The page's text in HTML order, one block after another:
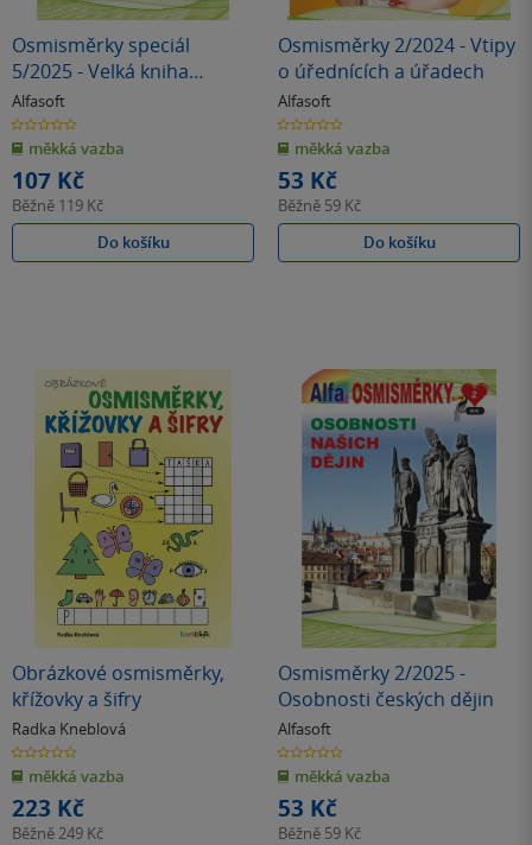
Osmisměrky speciál
5/2025 - Velká kniha
přísloví
Alfasoft
0.0
z
5
hvězdiček
měkká vazba
107 Kč
Běžně 119 Kč
Do košíku
Osmisměrky 2/2024 - Vtipy
o úřednících a úřadech
Alfasoft
0.0
z
5
hvězdiček
měkká vazba
53 Kč
Běžně 59 Kč
Do košíku
Obrázkové osmisměrky,
křížovky a šifry
Radka Kneblová
0.0
z
5
hvězdiček
měkká vazba
223 Kč
Běžně249 Kč
Osmisměrky 2/2025 -
Osobnosti českých dějin
Alfasoft
0.0
z
5
hvězdiček
měkká vazba
53 Kč
Běžně 59 Kč